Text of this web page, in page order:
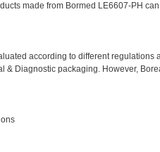
made from Bormed LE6607-PH
according to different
& Diagnostic packaging. However,